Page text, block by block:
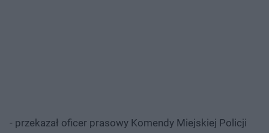
- przekazał oficer prasowy Komendy Miejskiej Policji